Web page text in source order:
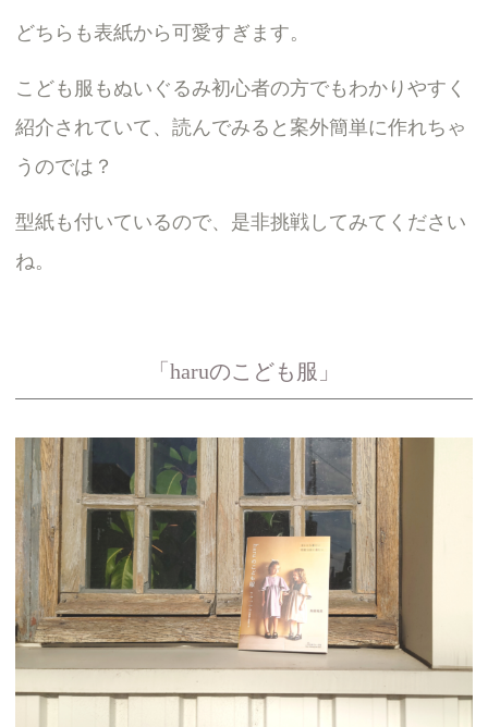
どちらも表紙から可愛すぎます。
こども服もぬいぐるみ初心者の方でもわかりやすく
紹介されていて、読んでみると案外簡単に作れちゃ
うのでは？
型紙も付いているので、是非挑戦してみてください
ね。
「haruのこども服」